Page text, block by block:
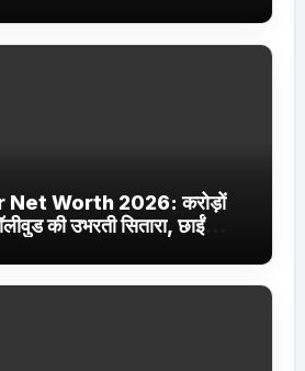
Worth 2026: करोड़ों
की उभरती सितारा, छाईं